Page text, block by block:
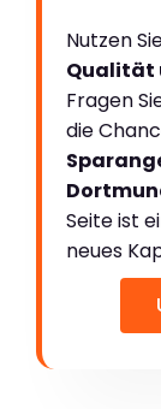
Nutzen
Qualität
Fragen
die
Seite ist
neues